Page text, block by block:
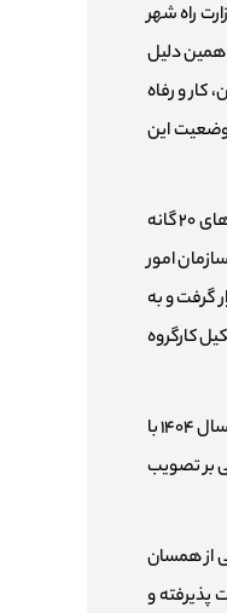
ایران و وزارت راه شهر
همین دلیل
کار و رفاه
وضعیت این
رامین شمسایی نیا با اشاره به فرآیند تصویب و اجرای متناسب سازی حقوق در صندوق هواپیمایی جمهوری اسلامی ایران گفت: برای اجرای متناسب سازی حقوق نیازمند جدول امتیازات گروه های ۲۰ گانه
امور
متناسب سازی (تصویب نامه مورخ ۱۴۰۳/۵/۱ هیات وزیران) قرار گرفت و به
کارگروه
وی در خصوص احکام متناسب سازی صادره گفت: در حال حاضر ۱۳۰۰۰ حکم افزایش حقوق برابر مفاد آیین نامه اجرایی متناسب سازی معادل ۴۰% مابه التفاوت از ۱۴۰۳/۱/۱ و ۷۰% از ابتدای سال ۱۴۰۴ با
بر تصویب
از همسان
اعتبار لازم صورت پذیرفته و